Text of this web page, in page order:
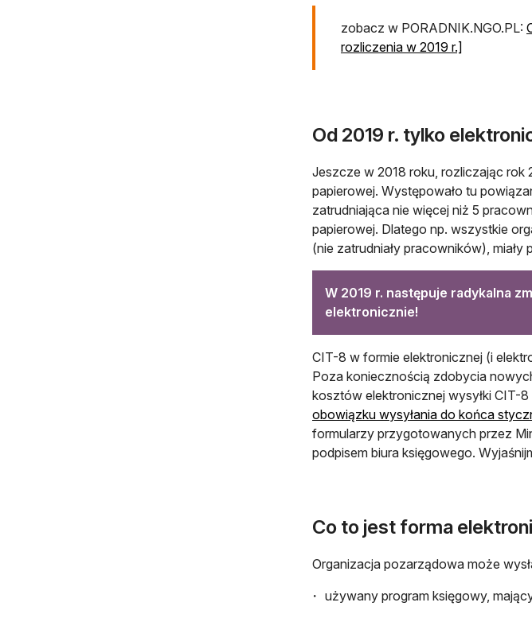
zobacz w PORADNIK.NGO.PL:
rozliczenia w 2019 r.]
Od 2019 r. tylko
Jeszcze w 2018 roku, rozliczając rok
papierowej. Występowało tu
zatrudniająca nie więcej niż 5
papierowej. Dlatego np. wszystkie
(nie zatrudniały pracowników),
W 2019 r. następuje radykalna
elektronicznie!
CIT-8 w formie elektronicznej (i
Poza koniecznością zdobycia
kosztów elektronicznej wysyłki CIT-
obowiązku wysyłania do końca
formularzy przygotowanych przez
podpisem biura księgowego.
Co to jest forma
Organizacja pozarządowa może
używany program księgowy,